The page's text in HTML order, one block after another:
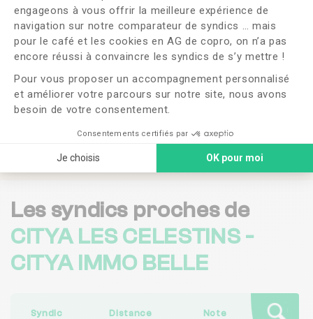
engageons à vous offrir la meilleure expérience de
navigation sur notre comparateur de syndics … mais
pour le café et les cookies en AG de copro, on n’a pas
encore réussi à convaincre les syndics de s’y mettre !
Pour vous proposer un accompagnement personnalisé
et améliorer votre parcours sur notre site, nous avons
besoin de votre consentement.
Consentements certifiés par
Je choisis OK pour moi
Axeptio consent
Souhaitez-vous changer de syndic ?
OUI NON
J'ai lu et j'accepte lesCGUet lapolitique de
confidentialité
Me faire rappeler
Les syndics proches de
CITYA LES CELESTINS -
CITYA IMMO BELLE
Syndic Distance Note